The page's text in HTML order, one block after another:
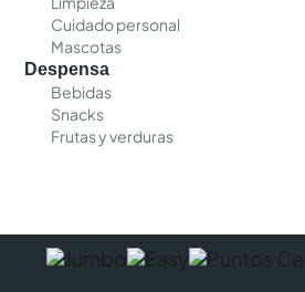
Cuidado personal
Mascotas
Despensa
Bebidas
Snacks
Frutas y verduras